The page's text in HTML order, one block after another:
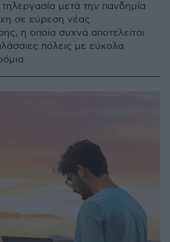
μετά την πανδημία
σε εύρεση νέας
η οποία συχνά αποτελείται
πόλεις με εύκολα